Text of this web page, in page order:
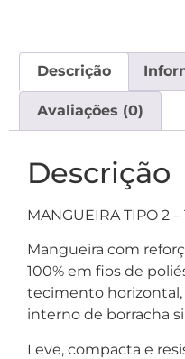
Descrição
Avaliações (0)
Descrição
MANGUEIRA TIPO 2 –
Mangueira com
100% em fios de
tecimento horizontal,
interno de borracha
Leve, compacta e